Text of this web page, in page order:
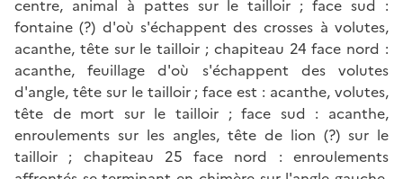
centre, animal à pattes sur le tailloir ; face sud :
fontaine (?) d'où s'échappent des crosses à volutes,
acanthe, tête sur le tailloir ; chapiteau 24 face nord :
acanthe, feuillage d'où s'échappent des volutes
d'angle, tête sur le tailloir ; face est : acanthe, volutes,
tête de mort sur le tailloir ; face sud : acanthe,
enroulements sur les angles, tête de lion (?) sur le
tailloir ; chapiteau 25 face nord : enroulements